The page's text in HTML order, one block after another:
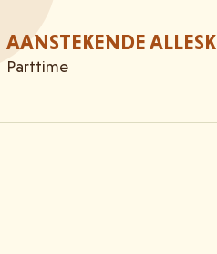
AANSTEKENDE
Parttime